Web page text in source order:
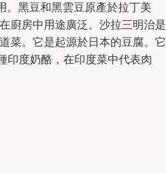
黑豆和黑雲豆原產於拉丁美
廚房中用途廣泛。沙拉三明治是
菜。它是起源於日本的豆腐。它
印度奶酪，在印度菜中代表肉